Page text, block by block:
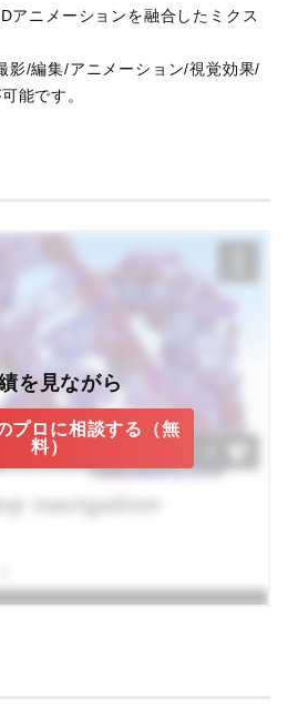
アニメーションを融合したミクス
影/編集/アニメーション/視覚効果/
能です。
を見ながら
プロに相談する（無
料）
navigation